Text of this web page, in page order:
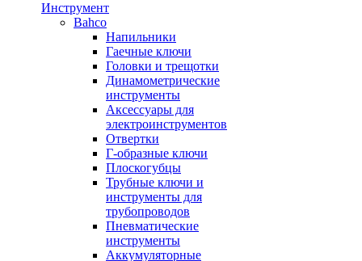
Инструмент
Bahco
Напильники
Гаечные ключи
Головки и трещотки
Динамометрические
инструменты
Аксессуары для
электроинструментов
Отвертки
Г-образные ключи
Плоскогубцы
Трубные ключи и
инструменты для
трубопроводов
Пневматические
инструменты
Аккумуляторные